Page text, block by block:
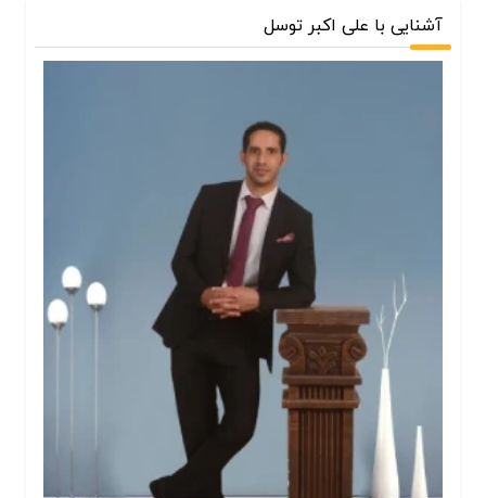
آشنایی با علی اکبر توسل